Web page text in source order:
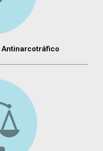
Antinarcotráfico